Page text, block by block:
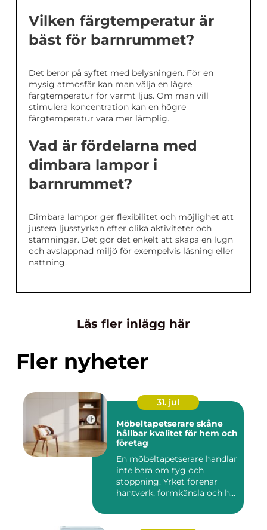
Vilken färgtemperatur är
bäst för barnrummet?
Det beror på syftet med belysningen. För en
mysig atmosfär kan man välja en lägre
färgtemperatur för varmt ljus. Om man vill
stimulera koncentration kan en högre
färgtemperatur vara mer lämplig.
Vad är fördelarna med
dimbara lampor i
barnrummet?
Dimbara lampor ger flexibilitet och möjlighet att
justera ljusstyrkan efter olika aktiviteter och
stämningar. Det gör det enkelt att skapa en lugn
och avslappnad miljö för exempelvis läsning eller
nattning.
Läs fler inlägg här
Fler nyheter
31. jul
Möbeltapetserare skåne
hållbar kvalitet för hem och
företag
En möbeltapetserare handlar
inte bara om tyg och
stoppning. Yrket förenar
hantverk, formkänsla och h...